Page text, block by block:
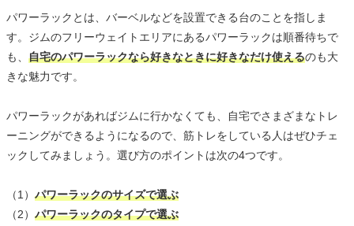
パワーラックとは、バーベルなどを設置できる台のことを指しま
す。ジムのフリーウェイトエリアにあるパワーラックは順番待ちで
も、 自宅のパワーラックなら好きなときに好きなだけ使えるのも大
きな魅力です。
パワーラックがあればジムに行かなくても、自宅でさまざまなトレ
ーニングができるようになるので、筋トレをしている人はぜひチェ
ックしてみましょう。選び方のポイントは次の4つです。
（1） パワーラックのサイズで選ぶ
（2） パワーラックのタイプで選ぶ